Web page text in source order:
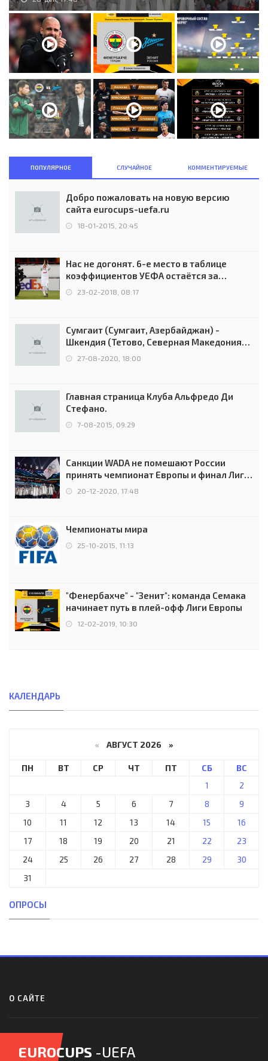
ПОПУЛЯРНОЕ СЛУЧАЙНОЕ КОММЕНТИРУЕМЫЕ
Добро пожаловать на новую версию
сайта eurocups-uefa.ru
18-01-2015, 20:45
Нас не догонят. 6-е место в таблице
коэффициентов УЕФА остаётся за
Россией
23-02-2018, 08:17
Сумгаит (Сумгаит, Азербайджан) -
Шкендия (Тетово, Северная Македония) -
0:2 (0:0)
27-08-2020, 18:00
Главная страница Клуба Альфредо Ди
Стефано.
7-08-2015, 09:29
Санкции WADA не помешают России
принять чемпионат Европы и финал Лиги
чемпионов.
20-12-2020, 17:48
Чемпионаты мира
25-10-2015, 11:13
"Фенербахче" - "Зенит": команда Семака
начинает путь в плей-офф Лиги Европы
12-02-2019, 10:30
КАЛЕНДАРЬ
« АВГУСТ 2026 »
ПН ВТ СР ЧТ ПТ СБ
ВС
1
2
3
4 5 6 7 8
9
10
11 12 13 14 15
16
17
18 19 20 21 22
23
24
25 26 27 28 29
30
31
ОПРОСЫ
О САЙТЕ
EUROCUPS -UEFA